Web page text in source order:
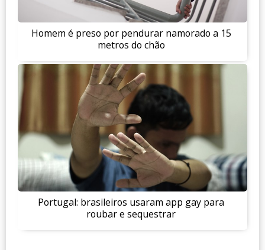
Homem é preso por pendurar namorado a 15
metros do chão
Portugal: brasileiros usaram app gay para
roubar e sequestrar